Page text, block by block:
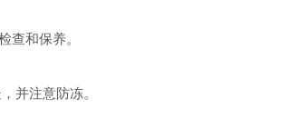
查和保养。
并注意防冻。